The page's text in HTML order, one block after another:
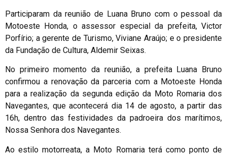
Participaram da reunião de Luana Bruno com o pessoal da
Motoeste Honda, o assessor especial da prefeita, Victor
Porfírio; a gerente de Turismo, Viviane Araújo; e o presidente
da Fundação de Cultura, Aldemir Seixas.
No primeiro momento da reunião, a prefeita Luana Bruno
confirmou a renovação da parceria com a Motoeste Honda
para a realização da segunda edição da Moto Romaria dos
Navegantes, que acontecerá dia 14 de agosto, a partir das
16h, dentro das festividades da padroeira dos marítimos,
Nossa Senhora dos Navegantes.
Ao estilo motorreata, a Moto Romaria terá como ponto de